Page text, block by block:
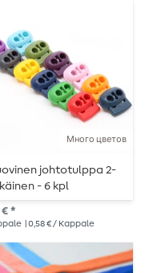
Много цветов
johtotulppa 2-
- 6 kpl
€ *
| 0,58 € / Kappale